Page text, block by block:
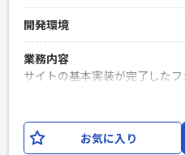
開発環境
業務内容
サイトの基本実装が完了した
原稿とテストアップされた
をご担当いただきます。 ※自
装）業務は発生しません。 ※
お気に入り